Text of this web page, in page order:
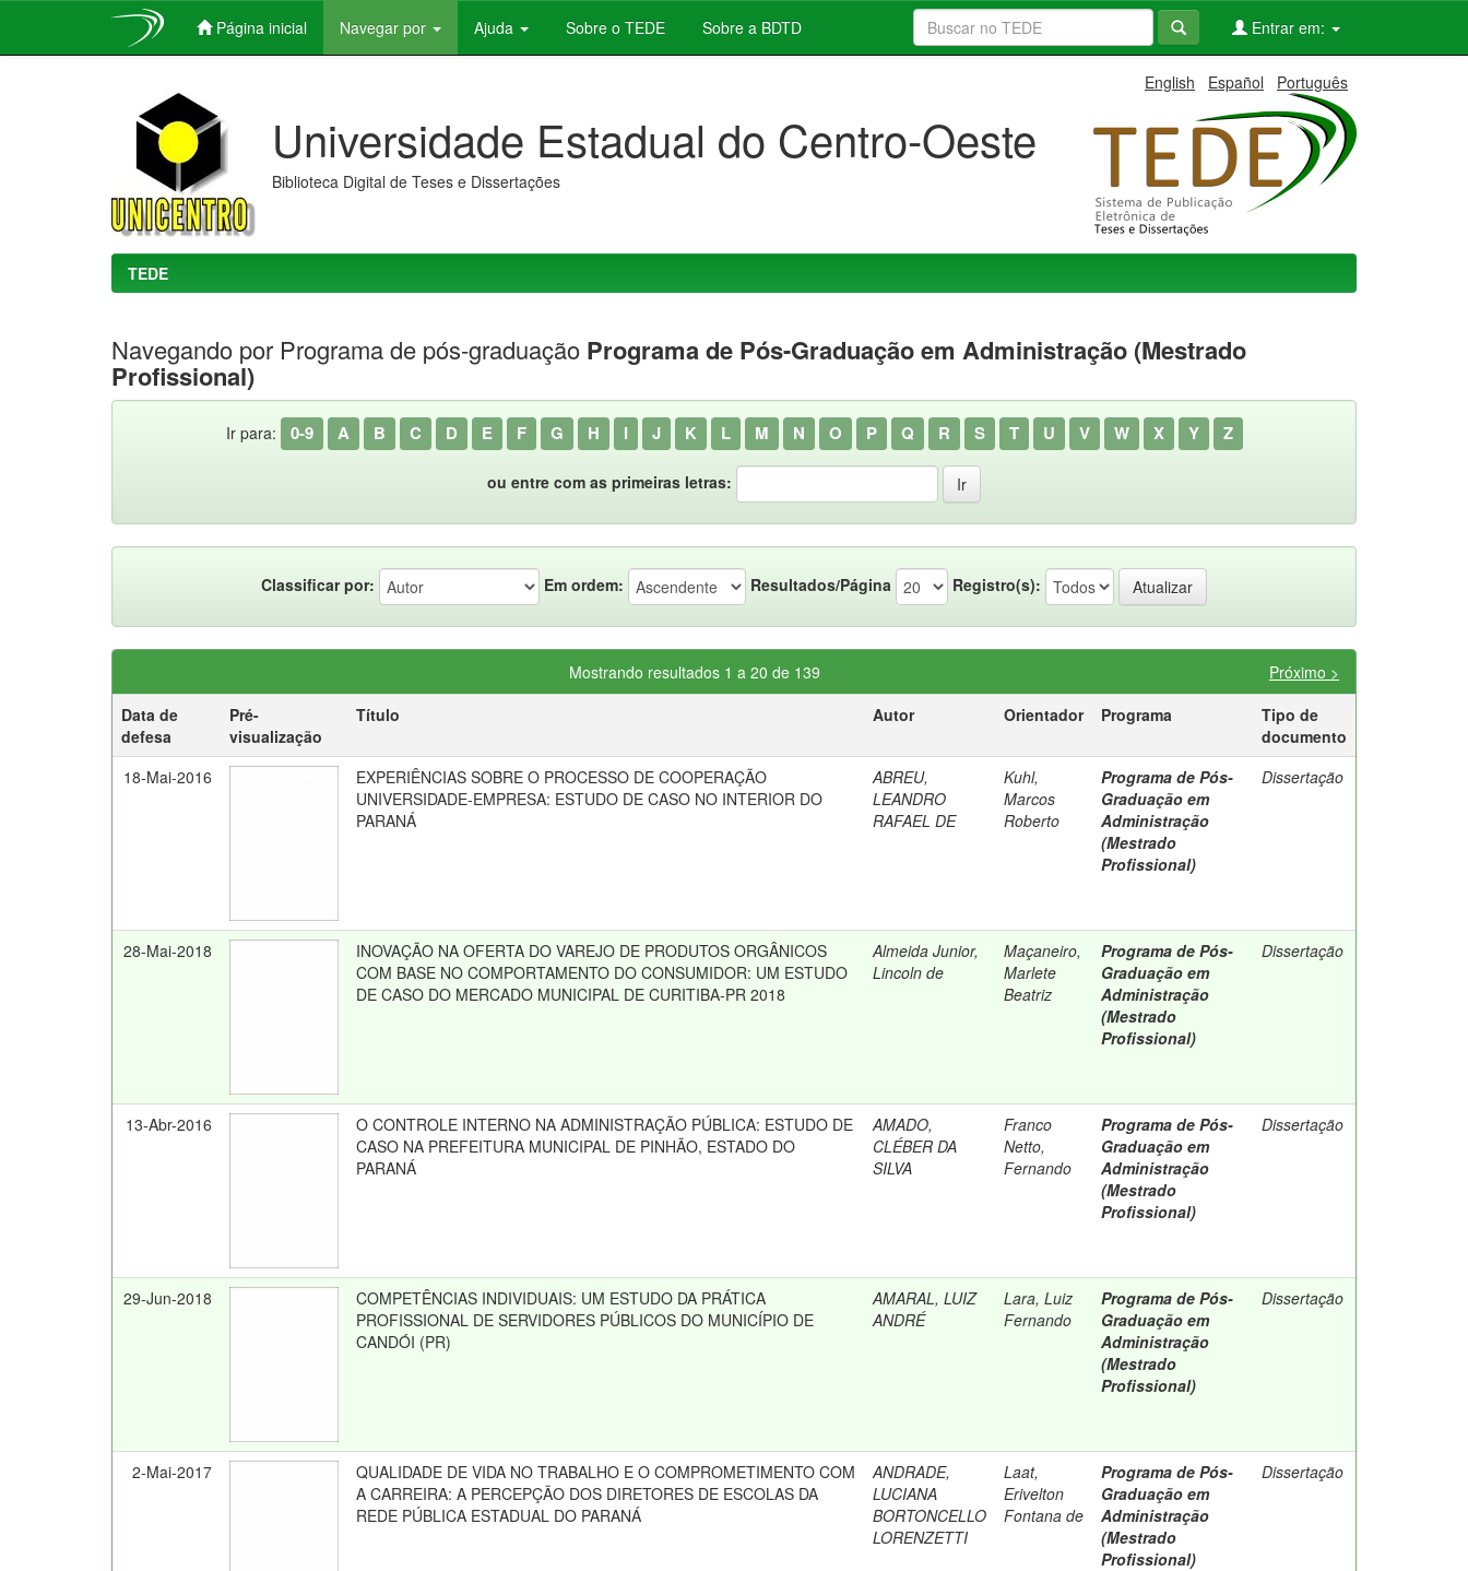
Página inicial Navegar por Ajuda Sobre o TEDE Sobre a BDTD Entrar em:
English Español Português
Universidade Estadual do Centro-Oeste
Biblioteca Digital de Teses e Dissertações
TEDE
Navegando por Programa de pós-graduação Programa de Pós-Graduação em Administração (Mestrado
Profissional)
Ir para: 0-9 A B C D E F G H I J K L M N O P Q R S T U V W X Y Z
ou entre com as primeiras letras:
Classificar por: Em ordem: Resultados/Página Registro(s):
Mostrando resultados 1 a 20 de 139
Próximo >
Data de
defesa
Pré-
visualização
Título Autor Orientador Programa
Tipo de
documento
18-Mai-2016
EXPERIÊNCIAS SOBRE O PROCESSO DE COOPERAÇÃO
UNIVERSIDADE-EMPRESA: ESTUDO DE CASO NO INTERIOR DO
PARANÁ
ABREU,
LEANDRO
RAFAEL DE
Kuhl,
Marcos
Roberto
Programa de Pós-
Graduação em
Administração
(Mestrado
Profissional)
Dissertação
28-Mai-2018
INOVAÇÃO NA OFERTA DO VAREJO DE PRODUTOS ORGÂNICOS
COM BASE NO COMPORTAMENTO DO CONSUMIDOR: UM ESTUDO
DE CASO DO MERCADO MUNICIPAL DE CURITIBA-PR 2018
Almeida Junior,
Lincoln de
Maçaneiro,
Marlete
Beatriz
Programa de Pós-
Graduação em
Administração
(Mestrado
Profissional)
Dissertação
13-Abr-2016
O CONTROLE INTERNO NA ADMINISTRAÇÃO PÚBLICA: ESTUDO DE
CASO NA PREFEITURA MUNICIPAL DE PINHÃO, ESTADO DO
PARANÁ
AMADO,
CLÉBER DA
SILVA
Franco
Netto,
Fernando
Programa de Pós-
Graduação em
Administração
(Mestrado
Profissional)
Dissertação
29-Jun-2018
COMPETÊNCIAS INDIVIDUAIS: UM ESTUDO DA PRÁTICA
PROFISSIONAL DE SERVIDORES PÚBLICOS DO MUNICÍPIO DE
CANDÓI (PR)
AMARAL, LUIZ
ANDRÉ
Lara, Luiz
Fernando
Programa de Pós-
Graduação em
Administração
(Mestrado
Profissional)
Dissertação
2-Mai-2017
QUALIDADE DE VIDA NO TRABALHO E O COMPROMETIMENTO COM
A CARREIRA: A PERCEPÇÃO DOS DIRETORES DE ESCOLAS DA
REDE PÚBLICA ESTADUAL DO PARANÁ
ANDRADE,
LUCIANA
BORTONCELLO
LORENZETTI
Laat,
Erivelton
Fontana de
Programa de Pós-
Graduação em
Administração
(Mestrado
Profissional)
Dissertação